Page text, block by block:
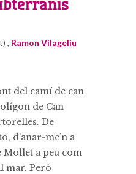
, Ramon Vilageliu
del camí de can
de Can
De
d’anar-me’n a
a peu com
mar. Però